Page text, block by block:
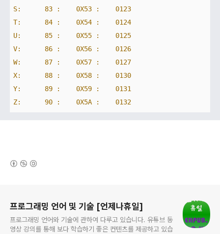
S:      83 :    0X53 :
0123
T:      84 :    0X54 :
0124
U:      85 :    0X55 :
0125
V:      86 :    0X56 :
0126
W:      87 :    0X57 :
0127
X:      88 :    0X58 :
0130
Y:      89 :    0X59 :
0131
Z:      90 :    0X5A :
0132
프로그래밍 언어 및 기술 [언제나휴일]
프로그래밍 언어와 기술에 관하여 다루고 있습니다. 유튜브 동
영상 강의를 통해 보다 학습하기 좋은 컨텐츠를 제공하고 있습